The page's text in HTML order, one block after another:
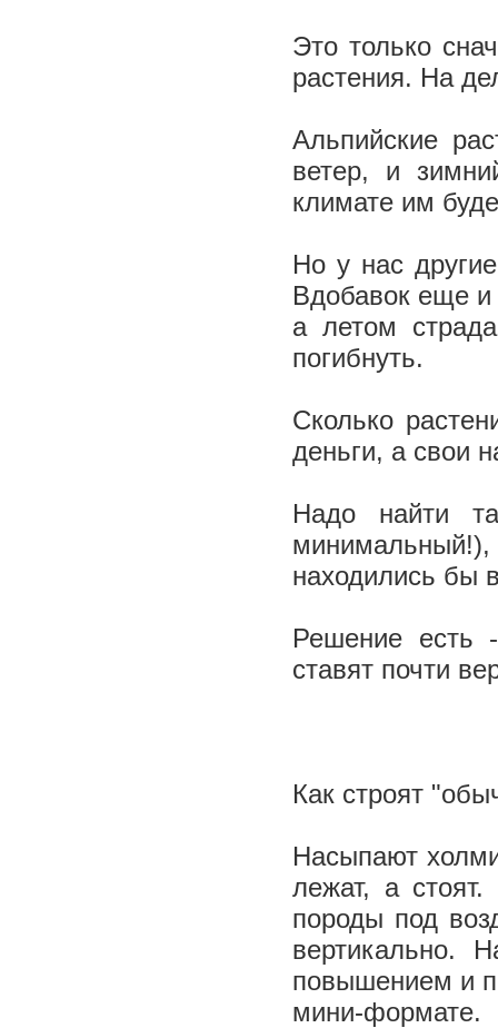
Это только
растения. На
Альпийские
ветер, и
климате им
Но у нас
Вдобавок еще и
а летом
погибнуть.
Сколько
деньги, а свои
Надо найти
находились бы
Решение есть
ставят почти
Как строят
Насыпают
лежат, а
породы под
вертикально.
повышением и
мини-формате.